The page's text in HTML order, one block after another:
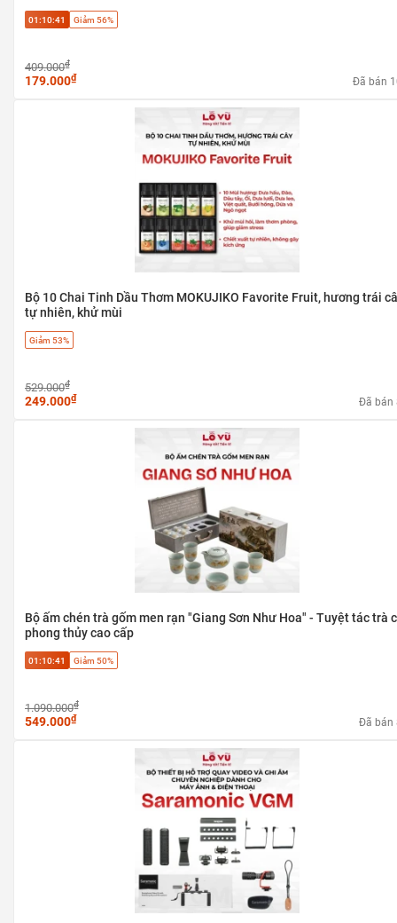
01:10:40 Giảm 56%
409.000₫
179.000₫ Đã bán
Bộ 10 Chai Tinh Dầu Thơm MOKUJIKO Favorite Fruit, hương trái
tự nhiên, khử mùi
Giảm 53%
529.000₫
249.000₫ Đã bán
Bộ ấm chén trà gốm men rạn "Giang Sơn Như Hoa" - Tuyệt tác trà
phong thủy cao cấp
01:10:40 Giảm 50%
1.090.000₫
549.000₫ Đã bán